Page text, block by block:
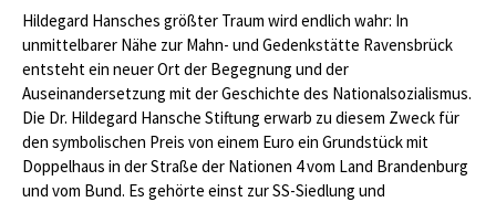
Hildegard Hansches größter Traum wird endlich wahr: In
unmittelbarer Nähe zur Mahn- und Gedenkstätte Ravensbrück
entsteht ein neuer Ort der Begegnung und der
Auseinandersetzung mit der Geschichte des Nationalsozialismus.
Die Dr. Hildegard Hansche Stiftung erwarb zu diesem Zweck für
den symbolischen Preis von einem Euro ein Grundstück mit
Doppelhaus in der Straße der Nationen 4 vom Land Brandenburg
und vom Bund. Es gehörte einst zur SS-Siedlung und